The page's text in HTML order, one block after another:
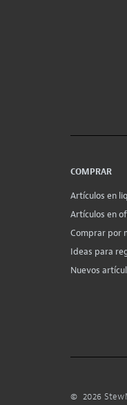
COMPRAR
Artículos en
Artículos en
Comprar por
Ideas para
Nuevos
© 2026